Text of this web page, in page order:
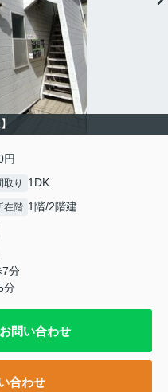
円
取り 1DK
在階 1階/2階建
7分
分
問い合わせ
合わせ